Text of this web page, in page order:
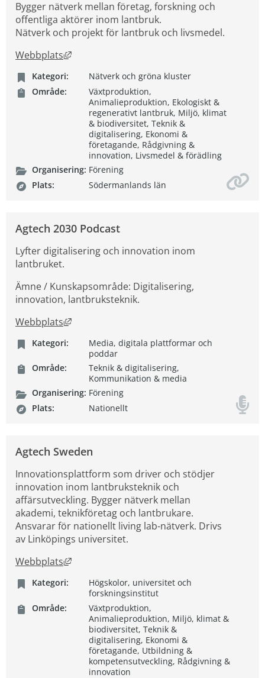
Bygger nätverk mellan företag, forskning och
offentliga aktörer inom lantbruk.
Nätverk och projekt för lantbruk och livsmedel.
Webbplats
Länk till annan webbplats, öppnas i nytt
Kategori:
Nätverk och gröna kluster
Område:
Växtproduktion,
Animalieproduktion, Ekologiskt &
regenerativt lantbruk, Miljö, klimat
& biodiversitet, Teknik &
digitalisering, Ekonomi &
företagande, Rådgivning &
innovation, Livsmedel & förädling
Organisering: Förening
Plats:
Södermanlands län
Agtech 2030 Podcast
Lyfter digitalisering och innovation inom
lantbruket.
Ämne / Kunskapsområde: Digitalisering,
innovation, lantbruksteknik.
Webbplats
Länk till annan webbplats, öppnas i nytt
Kategori:
Media, digitala plattformar och
poddar
Område:
Teknik & digitalisering,
Kommunikation & media
Organisering: Förening
Plats:
Nationellt
Agtech Sweden
Innovationsplattform som driver och stödjer
innovation inom lantbruksteknik och
affärsutveckling. Bygger nätverk mellan
akademi, teknikföretag och lantbrukare.
Ansvarar för nationellt living lab-nätverk. Drivs
av Linköpings universitet.
Webbplats
Länk till annan webbplats, öppnas i nytt
Kategori:
Högskolor, universitet och
forskningsinstitut
Område:
Växtproduktion,
Animalieproduktion, Miljö, klimat &
biodiversitet, Teknik &
digitalisering, Ekonomi &
företagande, Utbildning &
kompetensutveckling, Rådgivning &
innovation